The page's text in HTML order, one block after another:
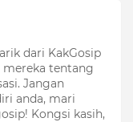
dari KakGosip
mereka tentang
Jangan
anda, mari
Kongsi kasih,